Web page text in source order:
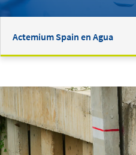
Noticias
INICIO
Contacto
Actemium Spain en Agua